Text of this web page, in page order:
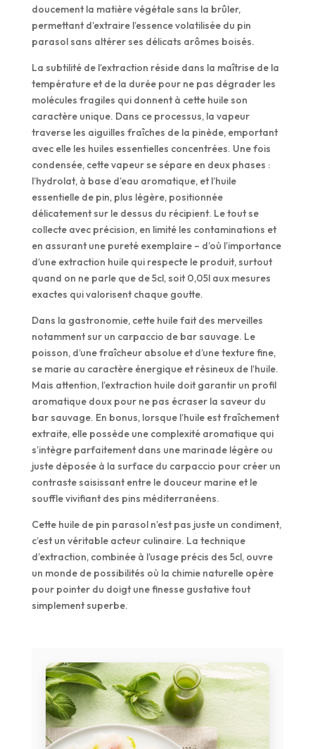
doucement la matière végétale sans la brûler,
permettant d’extraire l’essence volatilisée du pin
parasol sans altérer ses délicats arômes boisés.
La subtilité de l’extraction réside dans la maîtrise de la
température et de la durée pour ne pas dégrader les
molécules fragiles qui donnent à cette huile son
caractère unique. Dans ce processus, la vapeur
traverse les aiguilles fraîches de la pinède, emportant
avec elle les huiles essentielles concentrées. Une fois
condensée, cette vapeur se sépare en deux phases :
l’hydrolat, à base d’eau aromatique, et l’huile
essentielle de pin, plus légère, positionnée
délicatement sur le dessus du récipient. Le tout se
collecte avec précision, en limité les contaminations et
en assurant une pureté exemplaire – d’où l’importance
d’une extraction huile qui respecte le produit, surtout
quand on ne parle que de 5cl, soit 0,05l aux mesures
exactes qui valorisent chaque goutte.
Dans la gastronomie, cette huile fait des merveilles
notamment sur un carpaccio de bar sauvage. Le
poisson, d’une fraîcheur absolue et d’une texture fine,
se marie au caractère énergique et résineux de l’huile.
Mais attention, l’extraction huile doit garantir un profil
aromatique doux pour ne pas écraser la saveur du
bar sauvage. En bonus, lorsque l’huile est fraîchement
extraite, elle possède une complexité aromatique qui
s’intègre parfaitement dans une marinade légère ou
juste déposée à la surface du carpaccio pour créer un
contraste saisissant entre le douceur marine et le
souffle vivifiant des pins méditerranéens.
Cette huile de pin parasol n’est pas juste un condiment,
c’est un véritable acteur culinaire. La technique
d’extraction, combinée à l’usage précis des 5cl, ouvre
un monde de possibilités où la chimie naturelle opère
pour pointer du doigt une finesse gustative tout
simplement superbe.